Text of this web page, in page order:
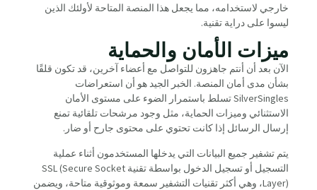
خارجي لاستخدامه، مما يجعل هذا المنصة المتاحة لأولئك الذين
ليسوا على دراية تقنية.
ميزات الأمان والحماية
الآن بعد أن أنتم جاهزون للتواصل مع أعضاء آخرين، قد تكون قلقًا
بشأن مدى أمان المنصة. الخبر الجيد هو أن استعراضات
SilverSingles تسلط باستمرار الضوء على مستوى الأمان
الاستثنائي وميزات الحماية، مثل وجود مرشحات تلقائية تمنع
إرسال الرسائل إذا كانت تحتوي على محتوى جارح أو ضار.
يتم تشفير جميع البيانات التي يدخلها المستخدمون أثناء عملية
التسجيل أو تسجيل الدخول بواسطة تقنية SSL (Secure Socket
Layer)، وهي أكثر تقنيات التشفير سمعة وموثوقية متاحة، ويضمن